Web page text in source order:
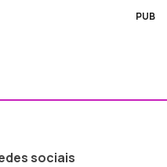
PUB
sociais